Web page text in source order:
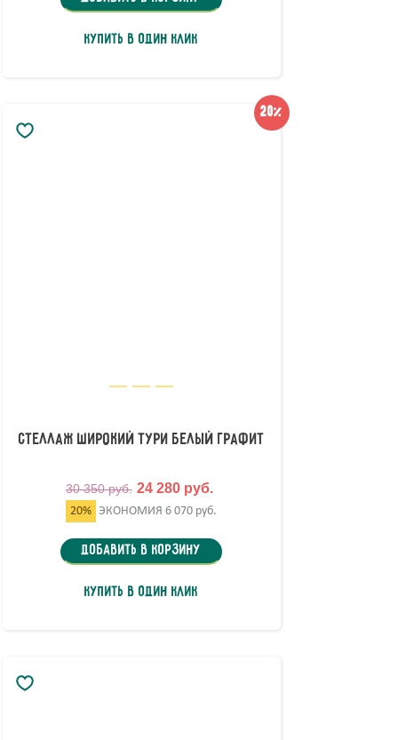
Купить в один клик
20%
Стеллаж широкий Тури Белый Графит
30 350 руб. 24 280 руб.
20% ЭКОНОМИЯ 6 070 руб.
Добавить в корзину
Купить в один клик